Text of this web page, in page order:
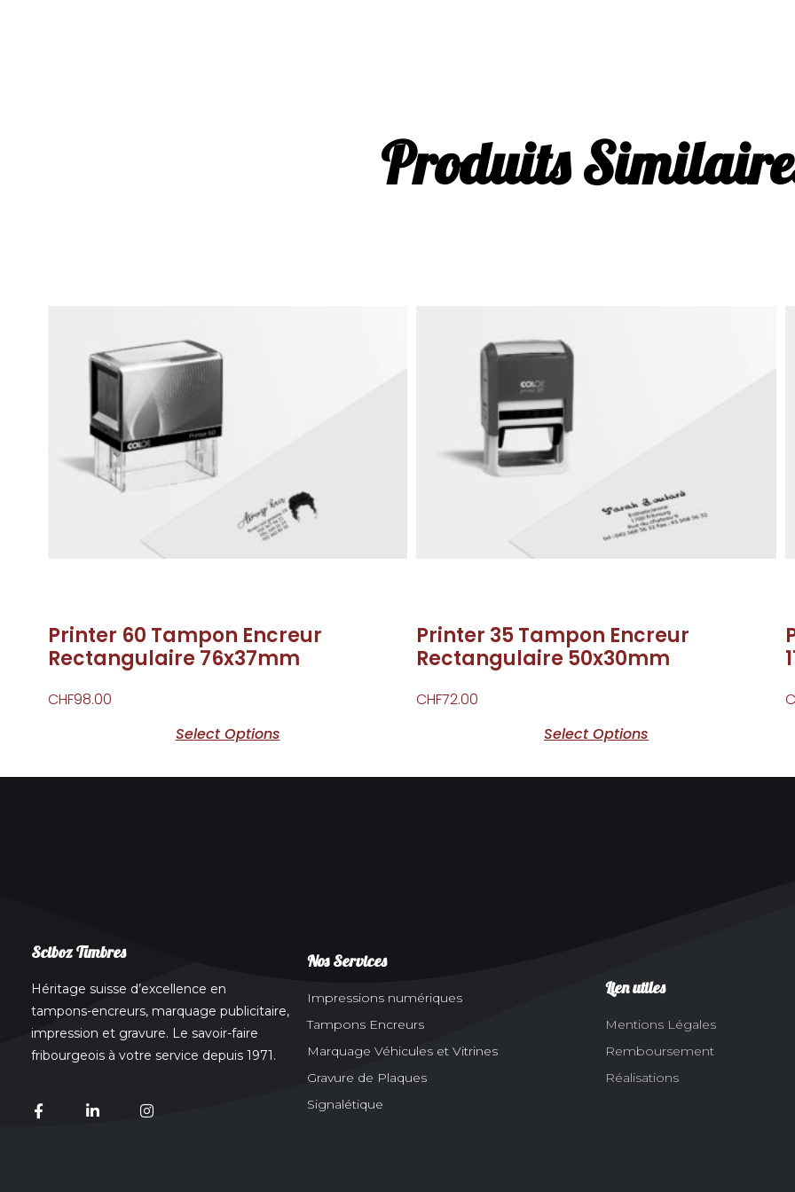
Produits
Printer 60 Tampon Encreur
Rectangulaire 76x37mm
CHF98.00
Select Options
Printer 35 Tampon Encreur
Rectangulaire 50x30mm
CHF72.00
Select Options
Sciboz Timbres
Héritage suisse d’excellence en
tampons-encreurs, marquage publicitaire,
impression et gravure. Le savoir-faire
fribourgeois à votre service depuis 1971.
Nos Services
Impressions numériques
Tampons Encreurs
Marquage Véhicules et Vitrines
Gravure de Plaques
Signalétique
Lien utiles
Mentions Légales
Remboursement
Réalisations